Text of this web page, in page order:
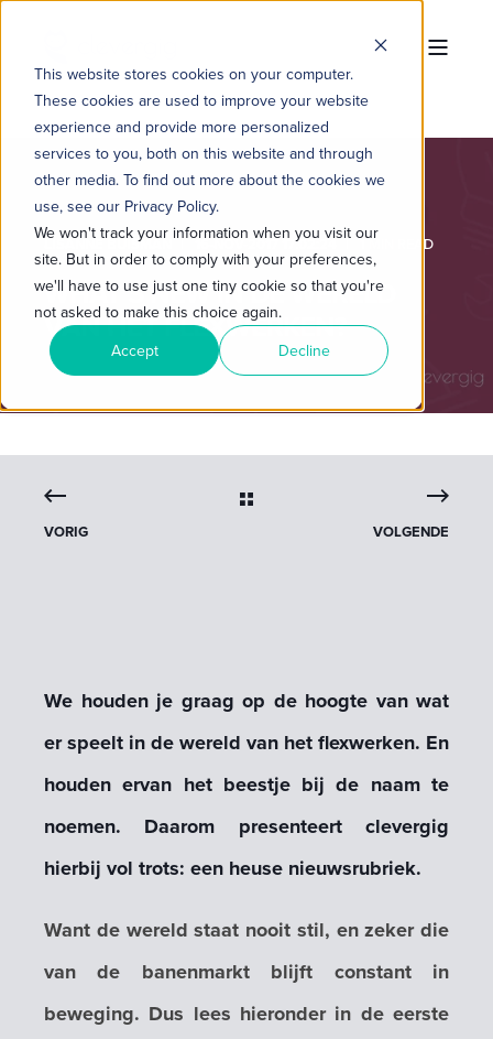
This website stores cookies on your computer.
These cookies are used to improve your website
experience and provide more personalized
services to you, both on this website and through
other media. To find out more about the cookies we
use, see our Privacy Policy.
We won't track your information when you visit our
site. But in order to comply with your preferences,
we'll have to use just one tiny cookie so that you're
not asked to make this choice again.
Accept
Decline
LISANNE BUISMAN 16-NOV-2017 17:02:24 1 MIN READ
WHAT’S NEW IN DE WERELD
VAN HET FLEXWERKEN?
VORIG VOLGENDE
We houden je graag op de hoogte van wat
er speelt in de wereld van het flexwerken. En
houden ervan het beestje bij de naam te
noemen. Daarom presenteert clevergig
hierbij vol trots: een heuse nieuwsrubriek.
Want de wereld staat nooit stil, en zeker die
van de banenmarkt blijft constant in
beweging. Dus lees hieronder in de eerste